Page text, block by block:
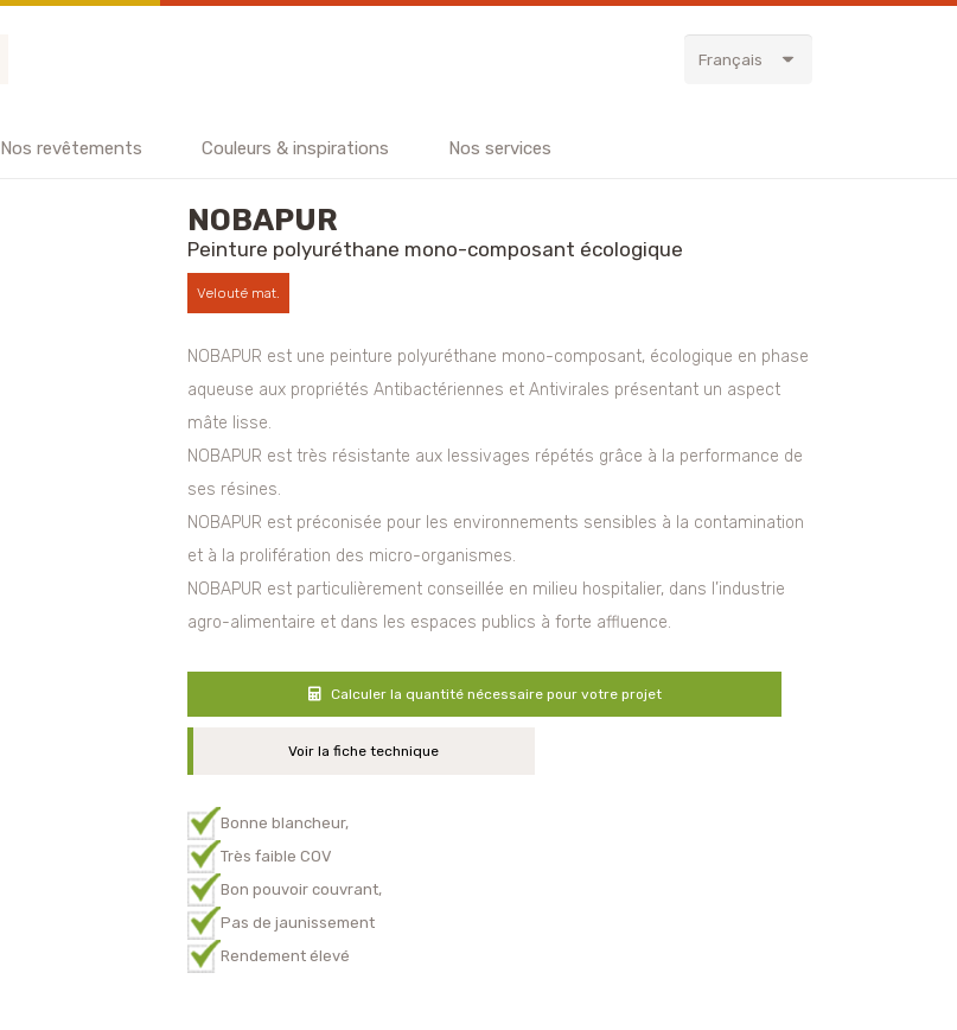
Français
Nos revêtements Couleurs & inspirations Nos services
NOBAPUR
Peinture polyuréthane mono-composant écologique
Velouté mat.
NOBAPUR est une peinture polyuréthane mono-composant, écologique en phase
aqueuse aux propriétés Antibactériennes et Antivirales présentant un aspect
mâte lisse.
NOBAPUR est très résistante aux lessivages répétés grâce à la performance de
ses résines.
NOBAPUR est préconisée pour les environnements sensibles à la contamination
et à la prolifération des micro-organismes.
NOBAPUR est particulièrement conseillée en milieu hospitalier, dans l’industrie
agro-alimentaire et dans les espaces publics à forte affluence.
Calculer la quantité nécessaire pour votre projet
Voir la fiche technique
Bonne blancheur,
Très faible COV
Bon pouvoir couvrant,
Pas de jaunissement
Rendement élevé